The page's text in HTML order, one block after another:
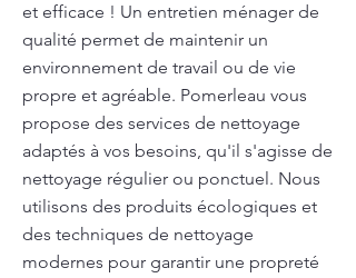
et efficace ! Un entretien ménager de
qualité permet de maintenir un
environnement de travail ou de vie
propre et agréable. Pomerleau vous
propose des services de nettoyage
adaptés à vos besoins, qu'il s'agisse de
nettoyage régulier ou ponctuel. Nous
utilisons des produits écologiques et
des techniques de nettoyage
modernes pour garantir une propreté